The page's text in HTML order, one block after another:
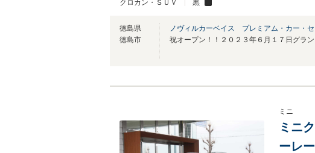
クロカン・ＳＵＶ 黒
徳島県
徳島市
ノヴィルカーベイス プレミアム・カー・セ
祝オープン！！２０２３年６月１７日グラ
ミニ
ミニ
ーレ